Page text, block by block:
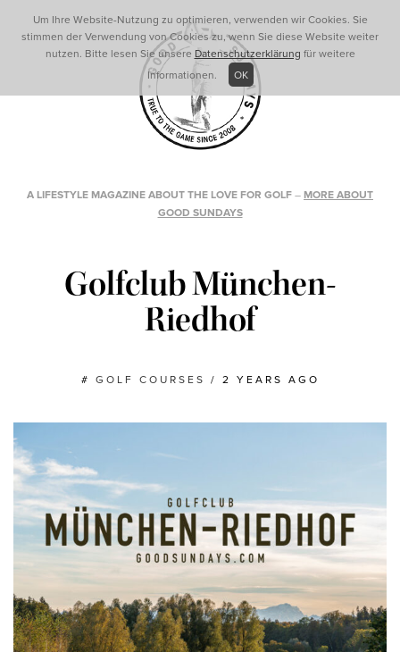
A LIFESTYLE MAGAZINE ABOUT THE LOVE FOR GOLF – MORE ABOUT
GOOD SUNDAYS
Golfclub München-
Riedhof
# GOLF COURSES / 2 YEARS AGO
Um Ihre Website-Nutzung zu optimieren, verwenden wir Cookies. Sie
stimmen der Verwendung von Cookies zu, wenn Sie diese Website weiter
nutzen. Bitte lesen Sie unsere Datenschutzerklärung für weitere
Informationen.
OK